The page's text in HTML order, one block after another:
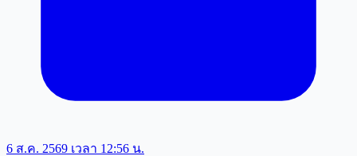
6 ส.ค. 2569 เวลา 12:56 น.